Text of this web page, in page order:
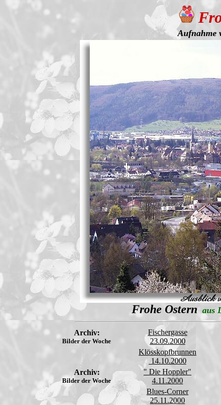
Aufnahme
Frohe Osternaus
Archiv:
Bilder der Woche
Fischergasse
23.09.2000
Klösskopfbrunnen
14.10.2000
Archiv:
Bilder der Woche
" Die Hoppler"
4.11.2000
Blues-Corner
25.11.2000